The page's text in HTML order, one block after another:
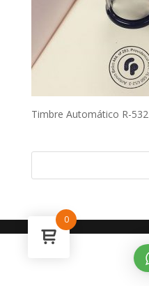
Timbre Automático R-532
0